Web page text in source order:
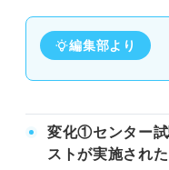
編集部より
変化①センター試
ストが実施された